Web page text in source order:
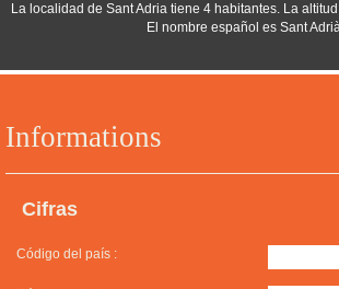
Informations
Cifras
Código del país :
La localidad de Sant Adria tiene 4 habitantes. La
El nombre español es Sant